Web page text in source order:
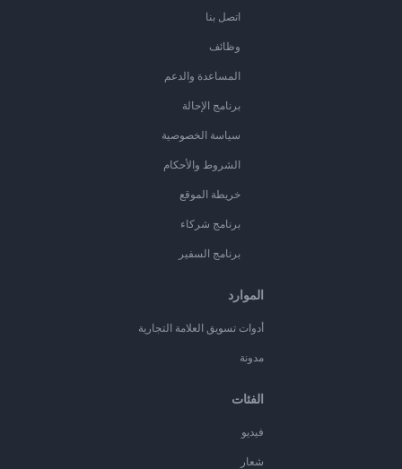
اتصل بنا
وظائف
المساعدة والدعم
برنامج الإحالة
سياسة الخصوصية
الشروط والأحكام
خريطة الموقع
برنامج شركاء
برنامج السفير
الموارد
أدوات تسويق العلامة التجارية
مدونة
الفئات
فيديو
شعار